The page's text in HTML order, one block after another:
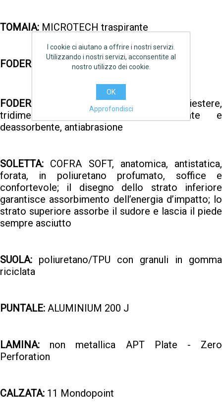
TOMAIA: MICROTECH traspirante
FODERA ESTERNA:sintetico traspirante
FODERA INTERNA: SANY-DRY
100% poliestere,
tridimensionale, traspirante, assorbente e
deassorbente, antiabrasione
SOLETTA: COFRA SOFT, anatomica, antistatica,
forata, in poliuretano profumato, soffice e
confortevole; il disegno dello strato inferiore
garantisce assorbimento dell’energia d’impatto; lo
strato superiore assorbe il sudore e lascia il piede
sempre asciutto
SUOLA: poliuretano/TPU con granuli in gomma
riciclata
PUNTALE: ALUMINIUM 200 J
LAMINA: non metallica APT Plate - Zero
Perforation
CALZATA: 11 Mondopoint
I cookie ci aiutano a offrire i nostri servizi.
Utilizzando i nostri servizi, acconsentite al
nostro utilizzo dei cookie.
OK
Approfondisci